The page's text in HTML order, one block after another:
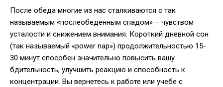
После обеда многие из нас сталкиваются с так
называемым «послеобеденным спадом» – чувством
усталости и снижением внимания. Короткий дневной сон
(так называемый «power nap») продолжительностью 15-
30 минут способен значительно повысить вашу
бдительность, улучшить реакцию и способность к
концентрации. Вы вернетесь к работе или учебе с